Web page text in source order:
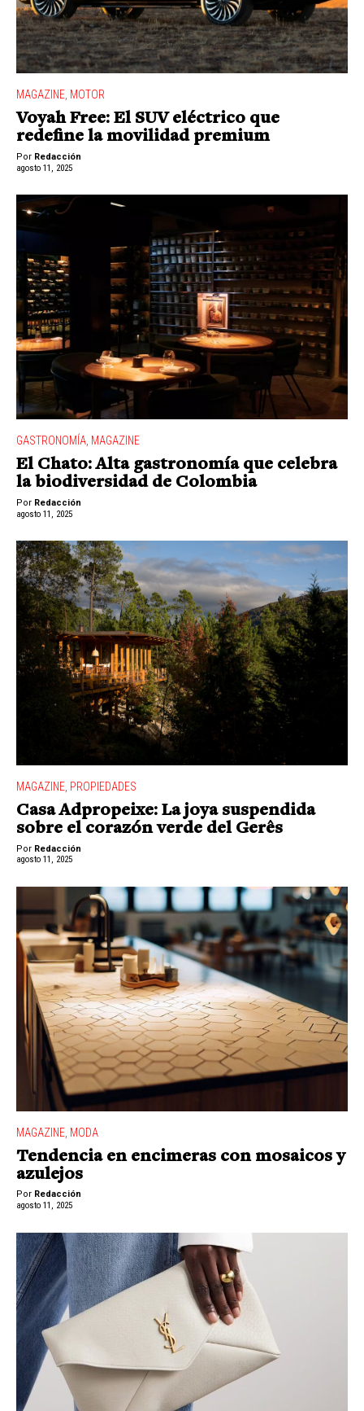
MAGAZINE, MOTOR
Voyah Free: El SUV eléctrico que
redefine la movilidad premium
Por Redacción
agosto 11, 2025
GASTRONOMÍA, MAGAZINE
El Chato: Alta gastronomía que celebra
la biodiversidad de Colombia
Por Redacción
agosto 11, 2025
MAGAZINE PROPIEDADES
Casa Adpropeixe: La joya suspendida
sobre el corazón verde del Gerês
Por Redacción
agosto 11, 2025
MAGAZINE MODA
Tendencia en encimeras con mosaicos y
azulejos
Por Redacción
agosto 11, 2025